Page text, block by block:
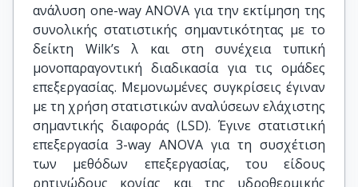
ανάλυση one-way ANOVA για την εκτίμηση της
συνολικής στατιστικής σημαντικότητας με το
δείκτη Wilk’s λ και στη συνέχεια τυπική
μονοπαραγοντική διαδικασία για τις ομάδες
επεξεργασίας. Μεμονωμένες συγκρίσεις έγιναν
με τη χρήση στατιστικών αναλύσεων ελάχιστης
σημαντικής διαφοράς (LSD). Έγινε στατιστική
επεξεργασία 3-way ANOVA για τη συσχέτιση
των μεθόδων επεξεργασίας, του είδους
ρητινώδους κονίας και της υδροθερμικής